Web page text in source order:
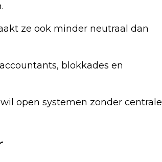
ze ook minder neutraal dan
blokkades en
open systemen zonder centrale